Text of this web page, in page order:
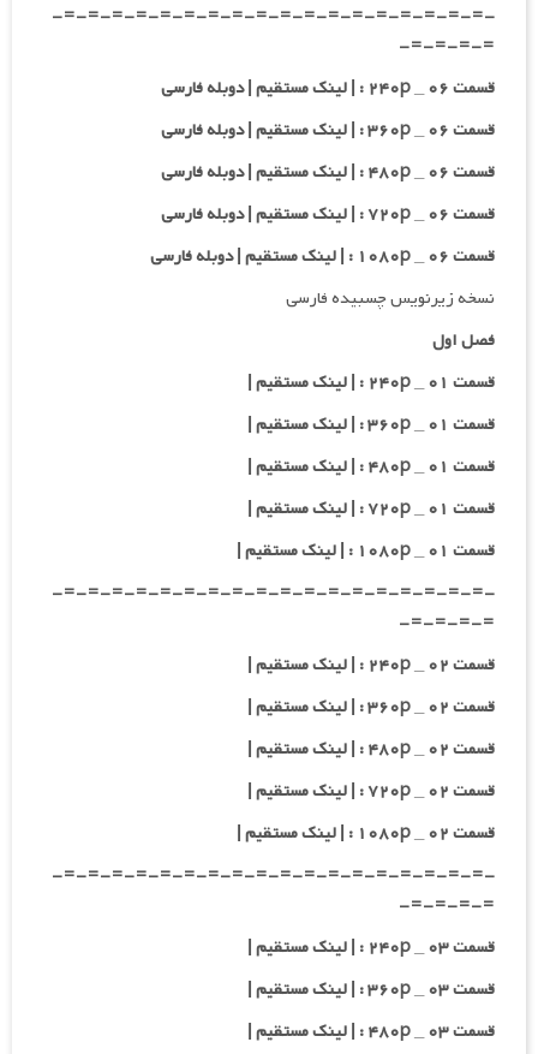
-=-=-=-=-=-=-=-=-=-=-=-=-=-=-=-=-=-=-
=-=-=-=-
قسمت ۰۶ _ ۲۴۰p : | لینک مستقیم | دوبله فارسی
قسمت ۰۶ _ ۳۶۰p : | لینک مستقیم | دوبله فارسی
قسمت ۰۶ _ ۴۸۰p : | لینک مستقیم | دوبله فارسی
قسمت ۰۶ _ ۷۲۰p : | لینک مستقیم | دوبله فارسی
قسمت ۰۶ _ ۱۰۸۰p : | لینک مستقیم | دوبله فارسی
نسخه زیرنویس چسبیده فارسی
فصل اول
قسمت ۰۱ _ ۲۴۰p : | لینک مستقیم |
قسمت ۰۱ _ ۳۶۰p : | لینک مستقیم |
قسمت ۰۱ _ ۴۸۰p : | لینک مستقیم |
قسمت ۰۱ _ ۷۲۰p : | لینک مستقیم |
قسمت ۰۱ _ ۱۰۸۰p : | لینک مستقیم |
-=-=-=-=-=-=-=-=-=-=-=-=-=-=-=-=-=-=-
=-=-=-=-
قسمت ۰۲ _ ۲۴۰p : | لینک مستقیم |
قسمت ۰۲ _ ۳۶۰p : | لینک مستقیم |
قسمت ۰۲ _ ۴۸۰p : | لینک مستقیم |
قسمت ۰۲ _ ۷۲۰p : | لینک مستقیم |
قسمت ۰۲ _ ۱۰۸۰p : | لینک مستقیم |
-=-=-=-=-=-=-=-=-=-=-=-=-=-=-=-=-=-=-
=-=-=-=-
قسمت ۰۳ _ ۲۴۰p : | لینک مستقیم |
قسمت ۰۳ _ ۳۶۰p : | لینک مستقیم |
قسمت ۰۳ _ ۴۸۰p : | لینک مستقیم |